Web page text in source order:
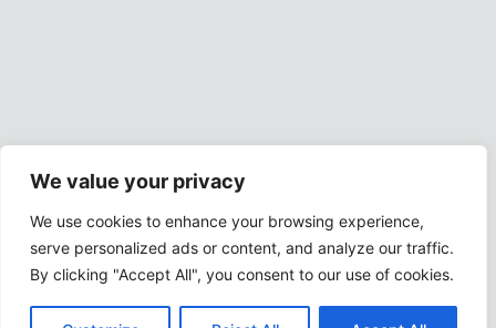
We value your privacy
We use cookies to enhance your browsing experience,
serve personalized ads or content, and analyze our traffic.
By clicking "Accept All", you consent to our use of cookies.